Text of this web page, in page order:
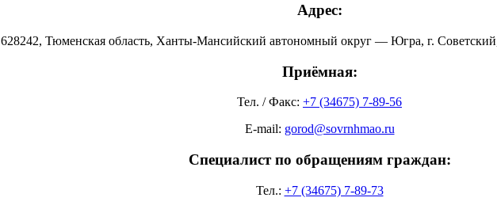
Адрес:
628242, Тюменская область, Ханты-Мансийский автономный округ — Югра, г.
Приёмная:
Тел. / Факс: +7 (34675) 7-89-56
E-mail: gorod@sovrnhmao.ru
Специалист по обращениям граждан:
Тел.: +7 (34675) 7-89-73